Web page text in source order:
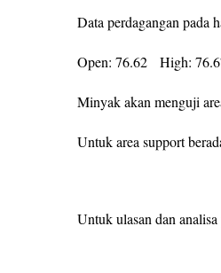
Data perdagangan pada
Open: 76.62 High:
Minyak akan menguji
Untuk area support
Untuk ulasan dan